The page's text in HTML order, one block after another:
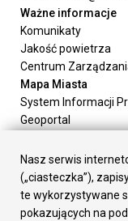
Ważne informacje
Komunikaty
Jakość powietrza
Centrum
Mapa Miasta
System Informacji
Geoportal
Załatw sprawę
Prezydent Miasta
Rada Miasta
Wydziały
Nasz serwis
(„ciasteczka”),
te wykorzystywane
pokazujących na